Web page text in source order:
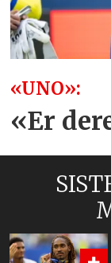
«UNO»:
«Er